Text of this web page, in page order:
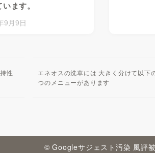
ます。
9月9日
性
エネオスの洗車には 大きく分けて以下
つのメニューがあります
© Googleサジェスト汚染 風評